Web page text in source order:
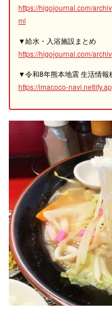
https://higojournal.com/
ml
▼給水・入浴施設まとめ
https://higojournal.com/
▼令和8年熊本地震 生活情報
https://imacoco-